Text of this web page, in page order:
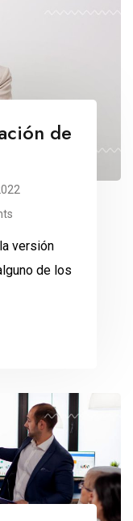
de
versión
de los